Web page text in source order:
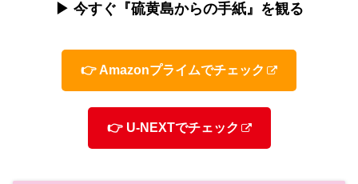
▶ 今すぐ『硫黄島からの手紙』を観る
👉 Amazonプライムでチェック
👉 U-NEXTでチェック